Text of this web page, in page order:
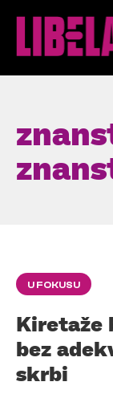
U FOKUSU
Kiretaže
bez
skrbi